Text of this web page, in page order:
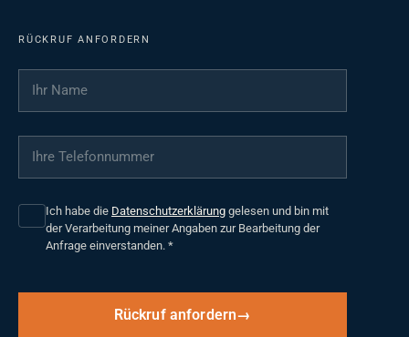
RÜCKRUF ANFORDERN
Ihr Name
Ihre Telefonnummer
Ich habe die Datenschutzerklärung gelesen und bin mit
der Verarbeitung meiner Angaben zur Bearbeitung der
Anfrage einverstanden. *
Rückruf anfordern